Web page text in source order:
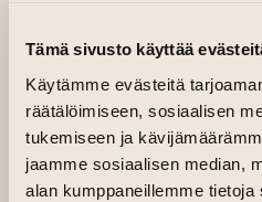
Tämä sivusto käyttää
Käytämme evästeitä
räätälöimiseen, sosiaalisen
tukemiseen ja
jaamme sosiaalisen median,
alan kumppaneillemme
01.06.2024–02.06.2024 kl.
04.06.2024–07.06.2024
08.06.2024–09.06.2024
21.05.2024 kl.
Main hall, Fabrik 2 våning
Arrangör: Arteles